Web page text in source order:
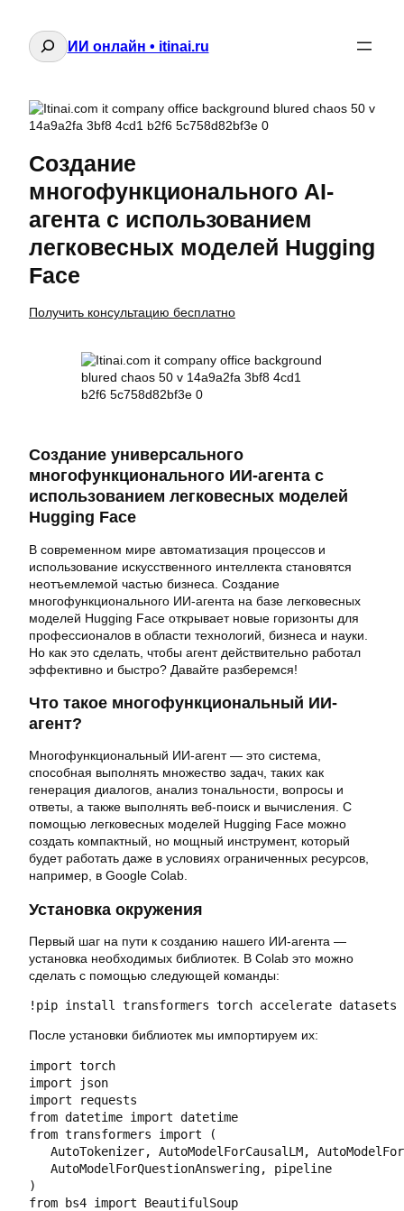
Поиск
ИИ онлайн • itinai.ru
Создание
многофункционального AI-
агента с использованием
легковесных моделей Hugging
Face
Получить консультацию бесплатно
Создание универсального
многофункционального ИИ-агента с
использованием легковесных моделей
Hugging Face
В современном мире автоматизация процессов и
использование искусственного интеллекта становятся
неотъемлемой частью бизнеса. Создание
многофункционального ИИ-агента на базе легковесных
моделей Hugging Face открывает новые горизонты для
профессионалов в области технологий, бизнеса и науки.
Но как это сделать, чтобы агент действительно работал
эффективно и быстро? Давайте разберемся!
Что такое многофункциональный ИИ-
агент?
Многофункциональный ИИ-агент — это система,
способная выполнять множество задач, таких как
генерация диалогов, анализ тональности, вопросы и
ответы, а также выполнять веб-поиск и вычисления. С
помощью легковесных моделей Hugging Face можно
создать компактный, но мощный инструмент, который
будет работать даже в условиях ограниченных ресурсов,
например, в Google Colab.
Установка окружения
Первый шаг на пути к созданию нашего ИИ-агента —
установка необходимых библиотек. В Colab это можно
сделать с помощью следующей команды:
!pip install transformers torch accelerate datasets
После установки библиотек мы импортируем их:
import torch
import json
import requests
from datetime import datetime
from transformers import (
AutoTokenizer, AutoModelForCausalLM,
   AutoModelForQuestionAnswering, pipeline
)
from bs4 import BeautifulSoup